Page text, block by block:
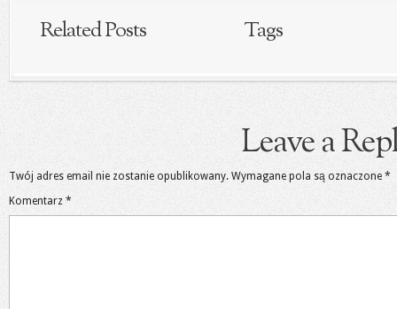
Related Posts Tags
Leave a
Twój adres email nie zostanie opublikowany. Wymagane pola są oznaczone *
Komentarz *